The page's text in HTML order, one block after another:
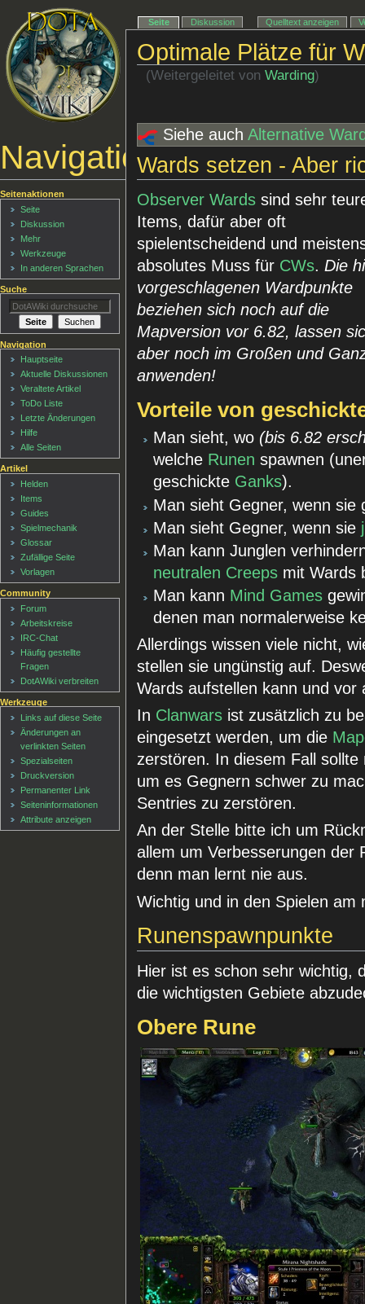
Optimale Plätze für
(Weitergeleitet von Warding)
Siehe auchAlternative
Wards setzen - Aber
Observer Wards sind sehr
Items, dafür aber oft
spielentscheidend und
absolutes Muss für CWs. Die
vorgeschlagenen Wardpunkte
beziehen sich noch auf die
Mapversion vor 6.82, lassen
aber noch im Großen und
anwenden!
Vorteile von
Man sieht, wo (bis 6.82
welche Runen spawnen
geschickte Ganks).
Man sieht Gegner, wenn sie
Man sieht Gegner, wenn sie
Man kann Junglen
neutralen Creeps mit Wards
Man kann Mind Games
denen man normalerweise
Allerdings wissen viele nicht,
stellen sie ungünstig auf.
Wards aufstellen kann und vor
In Clanwars ist zusätzlich zu
eingesetzt werden, um die
zerstören. In diesem Fall
um es Gegnern schwer zu
Sentries zu zerstören.
An der Stelle bitte ich um
allem um Verbesserungen der
denn man lernt nie aus.
Wichtig und in den Spielen
Runenspawnpunkte
Hier ist es schon sehr wichtig,
die wichtigsten Gebiete
Obere Rune
Navigationsmenü
Seite Diskussion Quelltext anzeigen
Seitenaktionen
Seite
Diskussion
Mehr
Werkzeuge
In anderen Sprachen
Suche
Navigation
Hauptseite
Aktuelle Diskussionen
Veraltete Artikel
ToDo Liste
Letzte Änderungen
Hilfe
Alle Seiten
Artikel
Helden
Items
Guides
Spielmechanik
Glossar
Zufällige Seite
Vorlagen
Community
Forum
Arbeitskreise
IRC-Chat
Häufig gestellte
Fragen
DotAWiki verbreiten
Werkzeuge
Links auf diese Seite
Änderungen an
verlinkten Seiten
Spezialseiten
Druckversion
Permanenter Link
Seiten­informationen
Attribute anzeigen